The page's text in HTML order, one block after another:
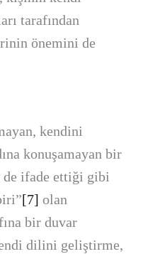
tarafından
önemini de
kendini
konuşamayan bir
de ifade ettiği gibi
[7] olan
bir duvar
dilini geliştirme,